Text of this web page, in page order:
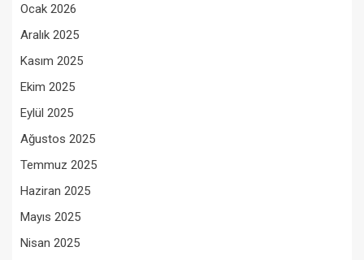
Ocak 2026
Aralık 2025
Kasım 2025
Ekim 2025
Eylül 2025
Ağustos 2025
Temmuz 2025
Haziran 2025
Mayıs 2025
Nisan 2025